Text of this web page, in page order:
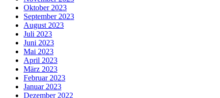
Oktober 2023
September 2023
August 2023
Juli 2023
Juni 2023
Mai 2023
April 2023
März 2023
Februar 2023
Januar 2023
Dezember 2022